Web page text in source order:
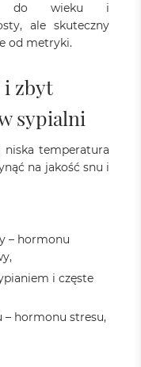
do wieku i
ale skuteczny
od metryki.
zbyt
sypialni
temperatura
na jakość snu i
– hormonu
i częste
hormonu stresu,